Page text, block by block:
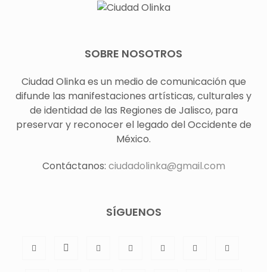
SOBRE NOSOTROS
Ciudad Olinka es un medio de comunicación que
difunde las manifestaciones artísticas, culturales y
de identidad de las Regiones de Jalisco, para
preservar y reconocer el legado del Occidente de
México.
Contáctanos: ciudadolinka@gmail.com
SÍGUENOS